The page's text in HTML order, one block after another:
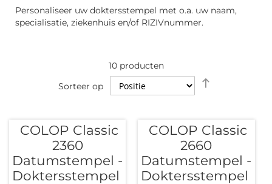
Personaliseer uw doktersstempel met o.a. uw naam,
specialisatie, ziekenhuis en/of RIZIVnummer.
10producten
Sorteer op
sorteren
COLOP Classic
2360
Datumstempel -
Doktersstempel
COLOP Classic
2660
Datumstempel -
Doktersstempel